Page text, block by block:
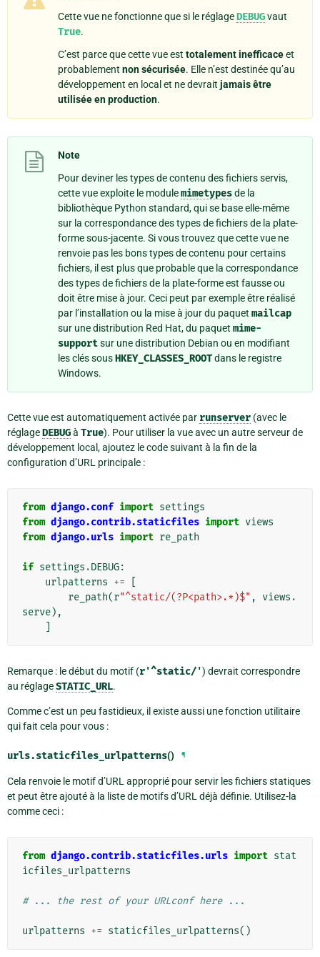
Cette vue ne fonctionne que si le réglageDEBUGvaut
True.
C’est parce que cette vue est totalement inefficaceet
probablement non sécurisée. Elle n’est destinée qu’au
développement en local et ne devrait jamais être
utilisée en production.
Note
Pour deviner les types de contenu des fichiers servis,
cette vue exploite le modulemimetypesde la
bibliothèque Python standard, qui se base elle-même
sur la correspondance des types de fichiers de la plate-
forme sous-jacente. Si vous trouvez que cette vue ne
renvoie pas les bons types de contenu pour certains
fichiers, il est plus que probable que la correspondance
des types de fichiers de la plate-forme est fausse ou
doit être mise à jour. Ceci peut par exemple être réalisé
par l’installation ou la mise à jour du paquet mailcap
sur une distribution Red Hat, du paquet mime-
supportsur une distribution Debian ou en modifiant
les clés sousHKEY_CLASSES_ROOTdans le registre
Windows.
Cette vue est automatiquement activée par runserver (avec le
réglageDEBUGà True). Pour utiliser la vue avec un autre serveur de
développement local, ajoutez le code suivant à la fin de la
configuration d’URL principale :
from django.conf import settings
from django.contrib.staticfiles import views
from django.urls import re_path
if settings .DEBUG:
urlpatterns +=
re_path(r"^static/(?P<path>.*)$" , views .
serve),
Remarque : le début du motif (r'^static/') devrait correspondre
au réglageSTATIC_URL.
Comme c’est un peu fastidieux, il existe aussi une fonction utilitaire
qui fait cela pour vous :
urls.staticfiles_urlpatterns() ¶
Cela renvoie le motif d’URL approprié pour servir les fichiers statiques
et peut être ajouté à la liste de motifs d’URL déjà définie. Utilisez-la
comme ceci :
from django.contrib.staticfiles.urls import stat
icfiles_urlpatterns
# ... the rest of your URLconf here ...
urlpatterns += staticfiles_urlpatterns()